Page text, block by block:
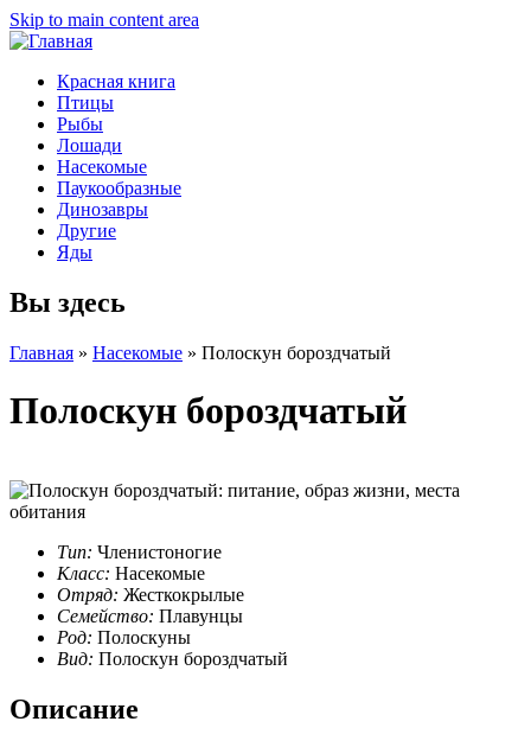
Skip to main content area
Красная книга
Птицы
Рыбы
Лошади
Насекомые
Паукообразные
Динозавры
Другие
Яды
Вы здесь
Главная » Насекомые » Полоскун бороздчатый
Полоскун бороздчатый
Тип: Членистоногие
Класс: Насекомые
Отряд: Жесткокрылые
Семейство: Плавунцы
Род: Полоскуны
Вид: Полоскун бороздчатый
Описание